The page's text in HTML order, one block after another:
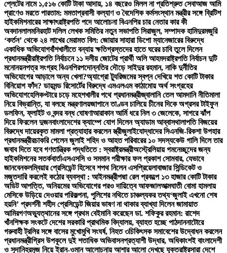
প্লেটের নামে ১,৫১৬ কোটি টাকা আদায়, ১৪ বছরেও মিলল না প্রতিশ্রুত সেবাআজ আমি
প্রাণেও মরতে পারতাম: মমতাপ্রবাসী কল্যাণ ও বৈদেশিক কর্মসংস্থান মন্ত্রীর সঙ্গে ব্রিটিশ
হাইকমিশনারের সাক্ষাৎরাষ্ট্রপতি পদে আলোচনা বিএনপির চার নেতার কার কী
অবদানলালমনিরহাট দলিল লেখক সমিতির নতুন সভাপতি সিরাজুল, সম্পাদক হামিদুরমজুরি
‘কর্তন’ থেকে ২৪ লাখের মেরামত বিল: জোয়ার সাহারা ডিপো ম্যানেজারের বিরুদ্ধে
একাধিক অভিযোগবাঁশখালীতে বন্যায় ক্ষতিগ্রস্তদের হাতে ঘরের চাবি তুলে দিলেন
প্রধানমন্ত্রীরাষ্ট্রপতি নির্বাচনে ১১ দলীয় জোটের প্রার্থী অলি আহমদরাষ্ট্রপতি নির্বাচন দুটি
মনোনয়নপত্র সংগ্রহ বিএনপিরপদোন্নতির দৌড়ে সাইদুর রহমান, নাকি দুর্নীতির
অভিযোগের আড়ালে অন্য খেলা?অ্যাগ্রো ট্যুরিজমের স্বপ্ন দেখিয়ে শত কোটি টাকার
বিনিয়োগ ফাঁদ? ডায়মন্ড রিসোর্টের বিরুদ্ধে এমএলএম কাঠামোয় অর্থ সংগ্রহের
অভিযোগহেলিকপ্টারে চড়ে মহেশখালীর পথে প্রধানমন্ত্রীজ্বালানি তেল আমদানি নীতিমালা
নিয়ে বিভ্রান্তি, যা বলছে মন্ত্রণালয়জাপানে তাণ্ডব চালিয়ে চীনের দিকে অগ্রসর টাইফুন
ডলফিন, ফ্লাইট ও বন্দর বন্ধ ঘোষণাআরাকান আর্মি ধরে নিল ৩ জেলেকে, সাগরে ঝাঁপ
দিয়ে ফিরলেন দুজনবাংলাদেশের ক্যাম্পে যোগ দিলেন অ্যাডাম আব্বাসথালাপতি বিজয়ের
বিরুদ্ধে দায়েরকৃত মামলা প্রত্যাহার করলেন স্ত্রীজুলাইযোদ্ধাদের সিএনজি-রিকশা উপহার
প্রধানমন্ত্রীরচাকরি পেলেন জুলাই শহিদ ও আহত পরিবারের ১০ সদস্যকেউ গালি দিলে তার
জবাব দিতে হবে গণতান্ত্রিক পদ্ধতিতে : স্বরাষ্ট্রমন্ত্রীঅস্ট্রেলিয়ায় গমনেচ্ছুদের জন্য
হাইকমিশনের সতর্কবার্তাএসএসসি ও সমমান পরীক্ষার ফল প্রকাশ সোমবার, যেভাবে
জানবেনকলম্বিয়ার প্রেসিডেন্ট হিসেবে শপথ নিলেন এসপ্রিয়েলাবাজার সিন্ডিকেট ও
মজুতদারি করলেই কঠোর ব্যবস্থা : আইনমন্ত্রীপদ্মা রেল প্রকল্পে ১৩ হাজার কোটি টাকার
অডিট আপত্তি, অনিয়মের অভিযোগের পরও দায়িত্বে আফজালআত্মঘাতী বোমা হামলায়
মেসিকে উড়িয়ে দেওয়ার পরিকল্পনা, পুলিশের নথিতে চাঞ্চল্যকর তথ্য‘জুলাই এখনো শেষ
হয়নি’ প্রদর্শনী শহীদ প্রেসিডেন্ট জিয়ার ভাষণ না থাকার ব্যাখ্যা দিলেন জামায়াত
আমিরগণঅভ্যুত্থানের সঙ্গে প্রথম বেইমানি করেছেন ডা. শফিকুর রহমান: রাশেদ
খাঁনশিক্ষক সংকটে দেশের সরকারি প্রাথমিক বিদ্যালয়, ব্যাহত হচ্ছে পাঠদাননাটোরে
গরুবাহী ট্রলির সঙ্গে বাসের মুখোমুখি সংঘর্ষ, নিহত ৩চিকিৎসক সমাবেশের উদ্বোধন করলেন
প্রধানমন্ত্রীগ্রিস উপকূলে দুই শতাধিক অভিবাসনপ্রত্যাশী উদ্ধার, অধিকাংশই বাংলাদেশী
ও সুদানিহরমুজ নিয়ে ইরান-ওমান আলোচনায় আশার আলো দেখছে যুক্তরাষ্ট্রসারা দেশে